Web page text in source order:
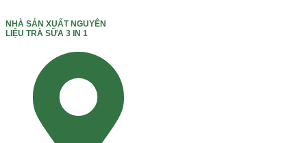
NHÀ SẢN XUẤT NGUYÊN
LIỆU TRÀ SỮA 3 IN 1